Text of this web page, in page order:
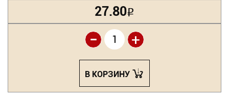
01
27.80Р
+
-
В КОРЗИНУ